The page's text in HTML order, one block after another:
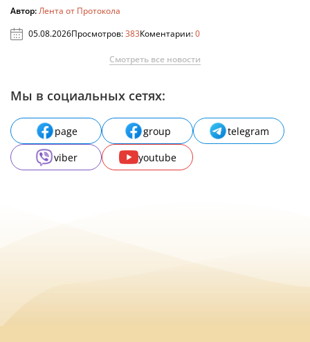
Автор:Лента от Протокола
05.08.2026Просмотров:383Коментарии:0
Смотреть все новости
Мы в социальных сетях:
page group
telegram
viber
youtube